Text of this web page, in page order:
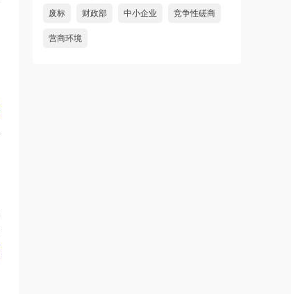
废标 财政部 中小企业 竞争性磋商
营商环境